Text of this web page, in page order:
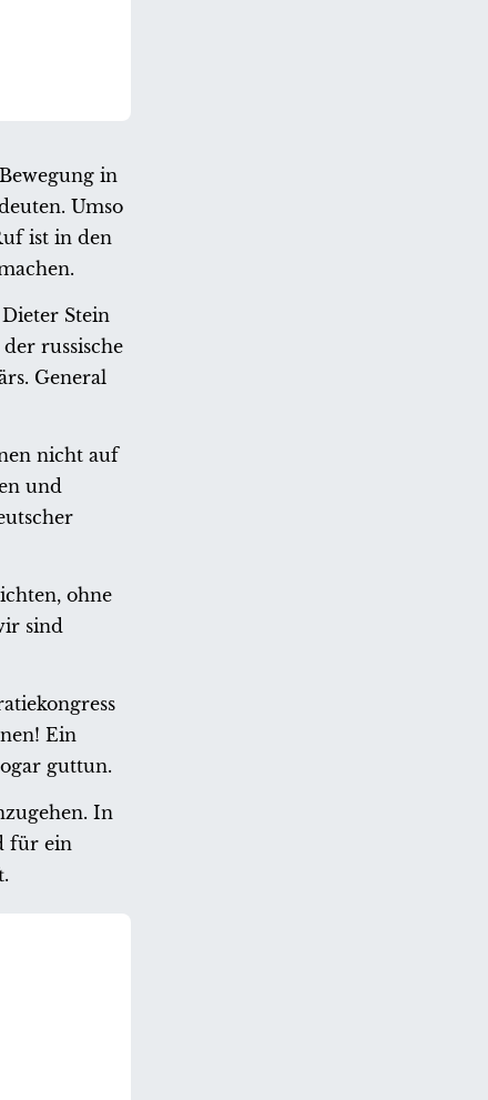
in
Umso
ist in den
Stein
russische
General
nicht auf
und
ohne
sind
Ein
guttun.
In
für ein